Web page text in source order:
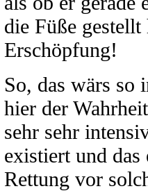
die Füße
Erschöpfung!
So, das wärs so
hier der
sehr sehr
existiert und das
Rettung vor